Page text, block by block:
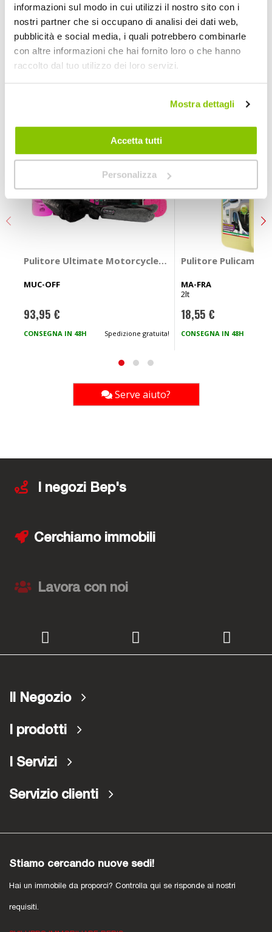
informazioni sul modo in cui utilizzi il nostro sito con i
nostri partner che si occupano di analisi dei dati web,
pubblicità e social media, i quali potrebbero combinarle
con altre informazioni che hai fornito loro o che hanno
raccolto dal tuo utilizzo dei loro servizi.
Mostra dettagli
Accetta tutti
Personalizza
KLOSS
750ml
POTREBBERO INTERESSARTI
Pulitore Ultimate Motorcycle Care Kit - MUC-OFF
MUC-OFF
93,95 €
CONSEGNA IN 48H Spedizione gratuita!
Pulitore Pulicamper
MA-FRA
2lt
18,55 €
CONSEGNA IN 48H
Serve aiuto?
I negozi Bep's
Cerchiamo immobili
Lavora con noi
Il Negozio
I prodotti
I Servizi
Servizio clienti
Stiamo cercando nuove sedi!
Hai un immobile da proporci? Controlla qui se risponde ai nostri
requisiti.